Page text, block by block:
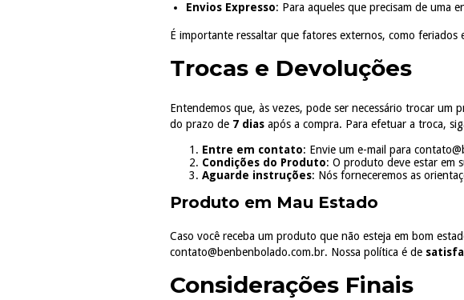
Envios Expresso: Para aqueles que precisam de uma
É importante ressaltar que fatores externos, como
Trocas e Devoluções
Entendemos que, às vezes, pode ser necessário trocar
do prazo de 7 dias após a compra. Para efetuar a troca,
Entre em contato: Envie um e-mail para
Condições do Produto: O produto deve estar em
Aguarde instruções: Nós forneceremos as
Produto em Mau Estado
Caso você receba um produto que não esteja em bom
contato@benbenbolado.com.br. Nossa política é de
Considerações Finais